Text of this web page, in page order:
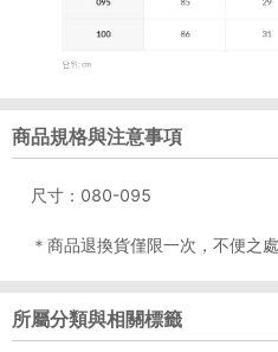
商品規格與注意事項
尺寸：080-095
＊商品退換貨僅限一次，不便之
所屬分類與相關標籤